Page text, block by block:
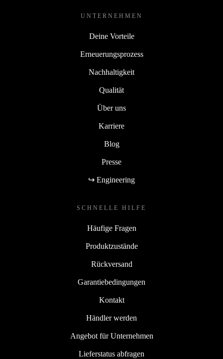
UNTERNEHMEN
Deine Vorteile
Erneuerungsprozess
Nachhaltigkeit
Qualität
Über uns
Karriere
Blog
Presse
↪ Engineering
SCHNELLE HILFE
Häufige Fragen
Produktzustände
Rückversand
Garantiebedingungen
Kontakt
Händler werden
Angebot für Unternehmen
Lieferstatus abfragen